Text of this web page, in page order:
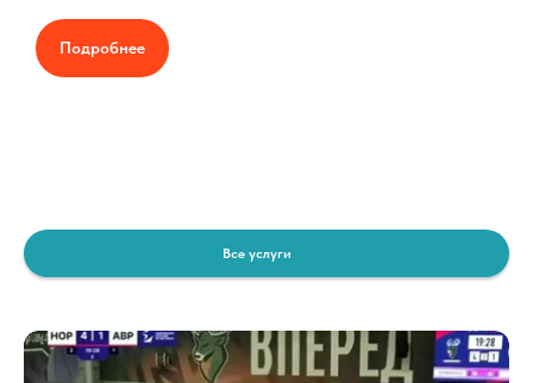
Подробнее
Все услуги